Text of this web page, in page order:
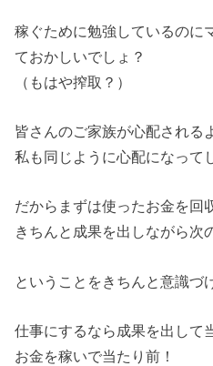
稼ぐために勉強しているのに
ておかしいでしょ？
（もはや搾取？）
皆さんのご家族が心配される
私も同じように心配になって
だからまずは使ったお金を回
きちんと成果を出しながら次
ということをきちんと意識づ
仕事にするなら成果を出して
お金を稼いで当たり前！